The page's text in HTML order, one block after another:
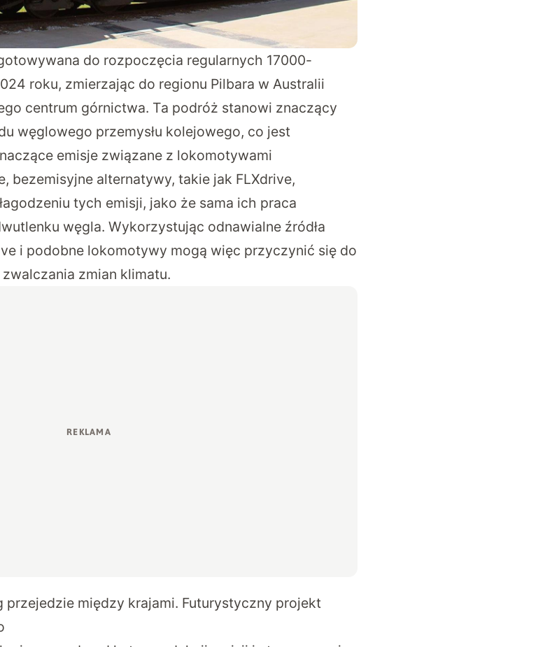
do rozpoczęcia regularnych 17000-
roku, zmierzając do regionu Pilbara w Australii
centrum górnictwa. Ta podróż stanowi znaczący
węglowego przemysłu kolejowego, co jest
emisje związane z lokomotywami
bezemisyjne alternatywy, takie jak FLXdrive,
tych emisji, jako że sama ich praca
węgla. Wykorzystując odnawialne źródła
i podobne lokomotywy mogą więc przyczynić się do
zmian klimatu.
przejedzie między krajami. Futurystyczny projekt